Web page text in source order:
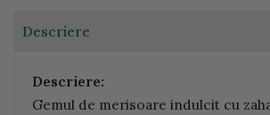
Descriere
Descriere:
Gemul de merisoare indulcit cu